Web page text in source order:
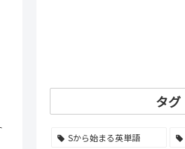
タグ
Sから始まる英単語